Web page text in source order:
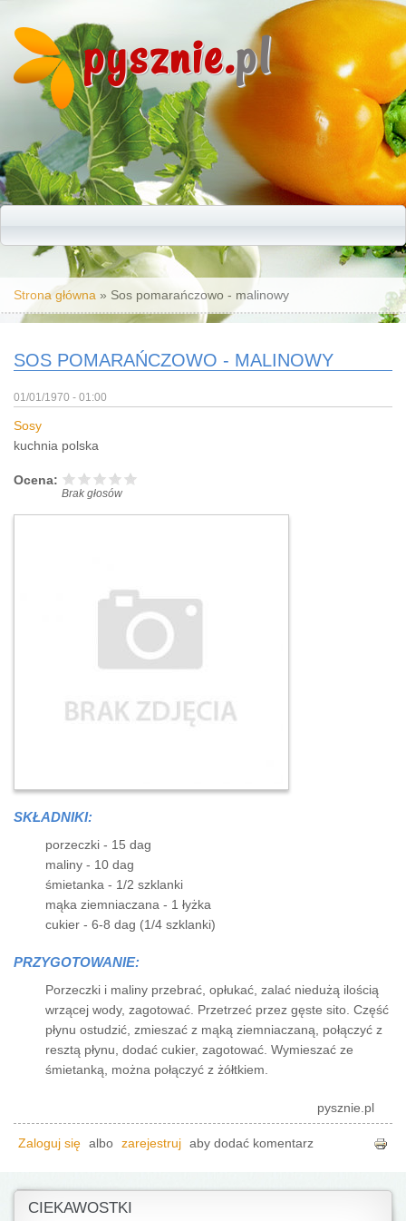
pysznie.pl
Jesteś tutaj
Strona główna » Sos pomarańczowo - malinowy
SOS POMARAŃCZOWO - MALINOWY
01/01/1970 - 01:00
Sosy
kuchnia polska
Ocena:
Brak głosów
SKŁADNIKI:
porzeczki - 15 dag
maliny - 10 dag
śmietanka - 1/2 szklanki
mąka ziemniaczana - 1 łyżka
cukier - 6-8 dag (1/4 szklanki)
PRZYGOTOWANIE:
Porzeczki i maliny przebrać, opłukać, zalać niedużą ilością
wrzącej wody, zagotować. Przetrzeć przez gęste sito. Część
płynu ostudzić, zmieszać z mąką ziemniaczaną, połączyć z
resztą płynu, dodać cukier, zagotować. Wymieszać ze
śmietanką, można połączyć z żółtkiem.
pysznie.pl
Zaloguj się albo zarejestruj aby dodać komentarz
CIEKAWOSTKI